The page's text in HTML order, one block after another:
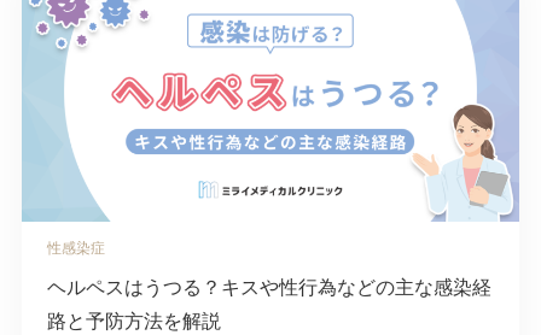
性感染症
ヘルペスはうつる？キスや性行為などの主な感染経
路と予防方法を解説